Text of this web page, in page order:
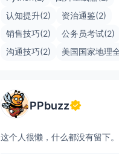
认知提升(2)
资治通鉴(2)
销售技巧(2)
公务员考试(2)
沟通技巧(2)
美国国家地理
PPbuzz
这个人很懒，什么都没有留下。